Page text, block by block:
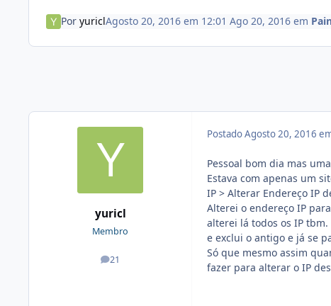
Por yuriclAgosto 20, 2016 em 12:01 Ago 20, 2016em
yuricl
Membro
21
posts
PostadoAgosto 20, 2016
Pessoal bom dia mas
Estava com apenas um
IP > Alterar Endereço IP
Alterei o endereço IP
alterei lá todos os IP
e exclui o antigo e já se
Só que mesmo assim
fazer para alterar o IP